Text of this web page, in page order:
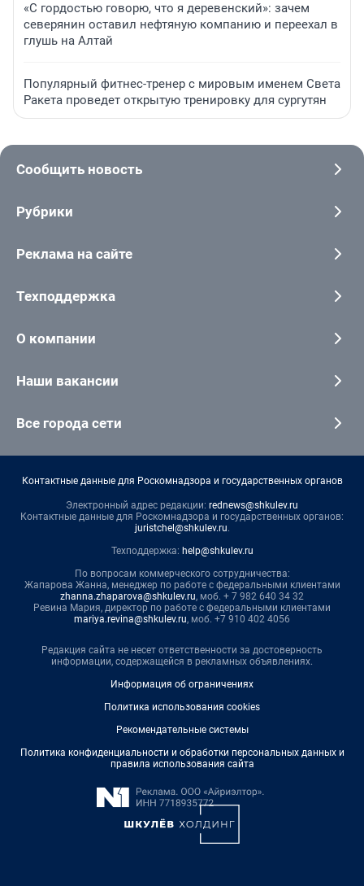
«С гордостью говорю, что я деревенский»: зачем
северянин оставил нефтяную компанию и переехал в
глушь на Алтай
Популярный фитнес-тренер с мировым именем Света
Ракета проведет открытую тренировку для сургутян
Сообщить новость
Рубрики
Реклама на сайте
Техподдержка
О компании
Наши вакансии
Все города сети
Контактные данные для Роскомнадзора и государственных органов
Электронный адрес редакции: rednews@shkulev.ru
Контактные данные для Роскомнадзора и государственных органов:
juristchel@shkulev.ru.
Техподдержка: help@shkulev.ru
По вопросам коммерческого сотрудничества:
Жапарова Жанна, менеджер по работе с федеральными клиентами
zhanna.zhaparova@shkulev.ru, моб. + 7 982 640 34 32
Ревина Мария, директор по работе с федеральными клиентами
mariya.revina@shkulev.ru, моб. +7 910 402 4056
Редакция сайта не несет ответственности за достоверность
информации, содержащейся в рекламных объявлениях.
Информация об ограничениях
Политика использования cookies
Рекомендательные системы
Политика конфиденциальности и обработки персональных данных и
правила использования сайта